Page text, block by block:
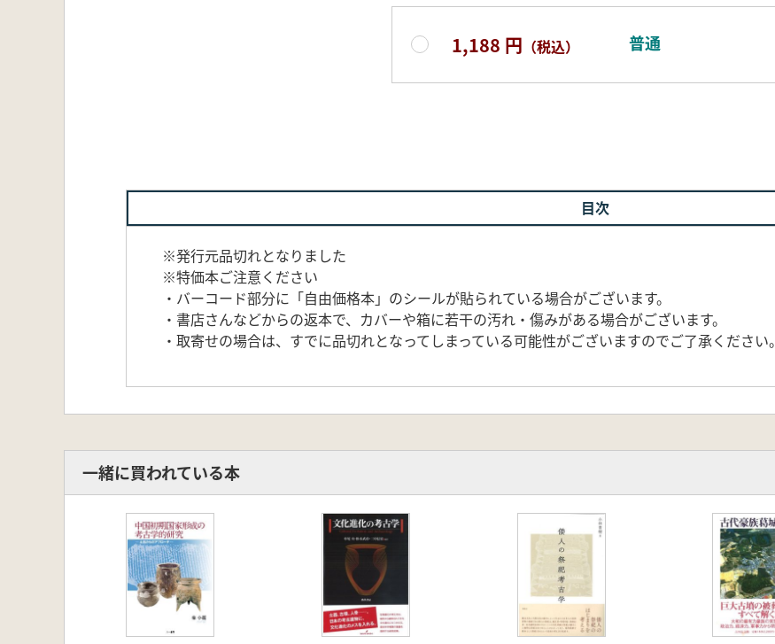
1,188 円 （税込） 普通
目次
※発行元品切れとなりました
※特価本ご注意ください
・バーコード部分に「自由価格本」のシールが貼られている場合がございます。
・書店さんなどからの返本で、カバーや箱に若干の汚れ・傷みがある場合がございます。
・取寄せの場合は、すでに品切れとなってしまっている可能性がございますのでご了承ください。
一緒に買われている本